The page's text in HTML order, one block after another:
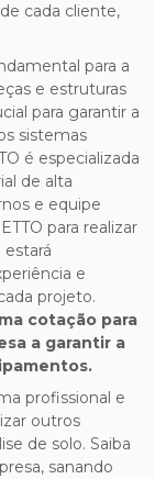
cada cliente,
para a
e estruturas
para garantir a
sistemas
é especializada
de alta
e equipe
para realizar
estará
e
projeto.
cotação para
a garantir a
profissional e
outros
de solo. Saiba
sanando